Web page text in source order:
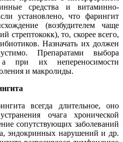
средства и витаминно-
установлено, что фарингит
(возбудителем чаще
стрептококк), то, скорее всего,
Назначать их должен
Препаратами выбора
при их непереносимости
и макролиды.
всегда длительное, оно
очага хронической
сопутствующих заболеваний
эндокринных нарушений и др.